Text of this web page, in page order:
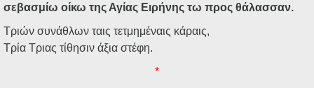
σεβασμίω οίκω της Αγίας Ειρήνης τω προς θάλασσαν.
Τριών συνάθλων ταις τετμημέναις κάραις,
Τρία Τριας τίθησιν άξια στέφη.
*